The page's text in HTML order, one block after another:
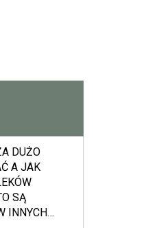
DUŻO
A JAK
SĄ
INNYCH